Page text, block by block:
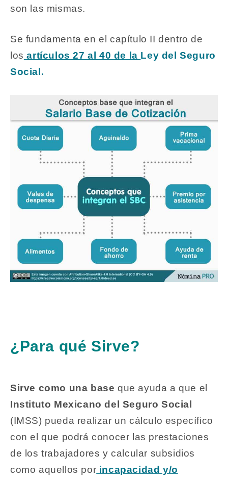
son las mismas.
Se fundamenta en el capítulo II dentro de
los artículos 27 al 40 de la Ley del Seguro
Social.
¿Para qué Sirve?
Sirve como una base que ayuda a que el
Instituto Mexicano del Seguro Social
(IMSS) pueda realizar un cálculo específico
con el que podrá conocer las prestaciones
de los trabajadores y calcular subsidios
como aquellos por incapacidad y/o